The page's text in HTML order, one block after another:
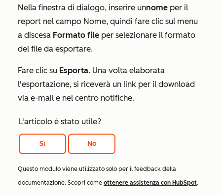
Nella finestra di dialogo, inserire unnome per il
report nel campo Nome, quindi fare clic sul menu
a discesa Formato file per selezionare il formato
del file da esportare.
Fare clic su Esporta. Una volta elaborata
l'esportazione, si riceverà un link per il download
via e-mail e nel centro notifiche.
L'articolo è stato utile?
Sì No
Questo modulo viene utilizzato solo per il feedback della
documentazione. Scopri come ottenere assistenza con HubSpot.